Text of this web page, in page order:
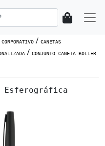
/ CANETAS
/ CONJUNTO CANETA ROLLER
Esferográfica